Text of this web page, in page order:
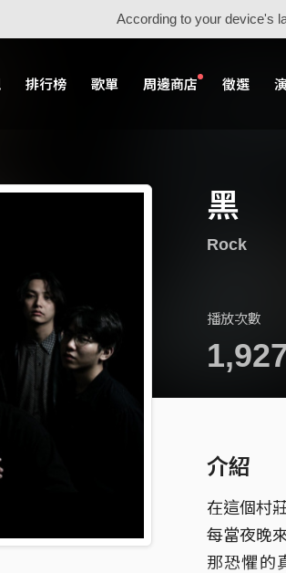
According to your device's
排行榜 歌單 周邊商店 徵選
黑
Rock
播放次數
介紹
在這個村
每當夜晚
那恐懼的